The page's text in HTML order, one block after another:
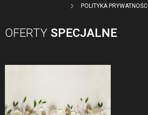
POLITYKA PRYWATNOŚCI
OFERTY SPECJALNE